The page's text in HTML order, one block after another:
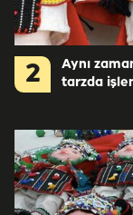
2
Aynı
tarzda